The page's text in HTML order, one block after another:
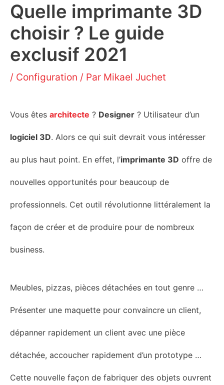
Quelle imprimante 3D
choisir ? Le guide
exclusif 2021
/ Configuration / Par Mikael Juchet
Vous êtes architecte ? Designer ? Utilisateur d’un
logiciel 3D. Alors ce qui suit devrait vous intéresser
au plus haut point. En effet, l’imprimante 3D offre de
nouvelles opportunités pour beaucoup de
professionnels. Cet outil révolutionne littéralement la
façon de créer et de produire pour de nombreux
business.
Meubles, pizzas, pièces détachées en tout genre …
Présenter une maquette pour convaincre un client,
dépanner rapidement un client avec une pièce
détachée, accoucher rapidement d’un prototype …
Cette nouvelle façon de fabriquer des objets ouvrent